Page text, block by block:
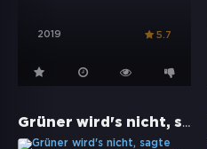
2019 5.7
Grüner wird's nicht, sagte der Gärtner und flog davon